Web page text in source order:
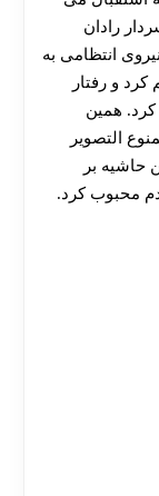
رادان
انتظامی به
و رفتار
کرد. همین
التصویر
حاشیه بر
محبوب کرد.